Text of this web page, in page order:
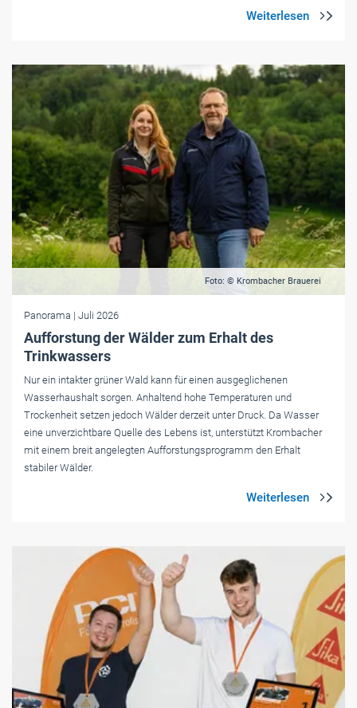
Foto: © Krombacher Brauerei
Panorama | Juli 2026
Aufforstung der Wälder zum Erhalt des
Trinkwassers
Nur ein intakter grüner Wald kann für einen ausgeglichenen
Wasserhaushalt sorgen. Anhaltend hohe Temperaturen und
Trockenheit setzen jedoch Wälder derzeit unter Druck. Da Wasser
eine unverzichtbare Quelle des Lebens ist, unterstützt Krombacher
mit einem breit angelegten Aufforstungsprogramm den Erhalt
stabiler Wälder.